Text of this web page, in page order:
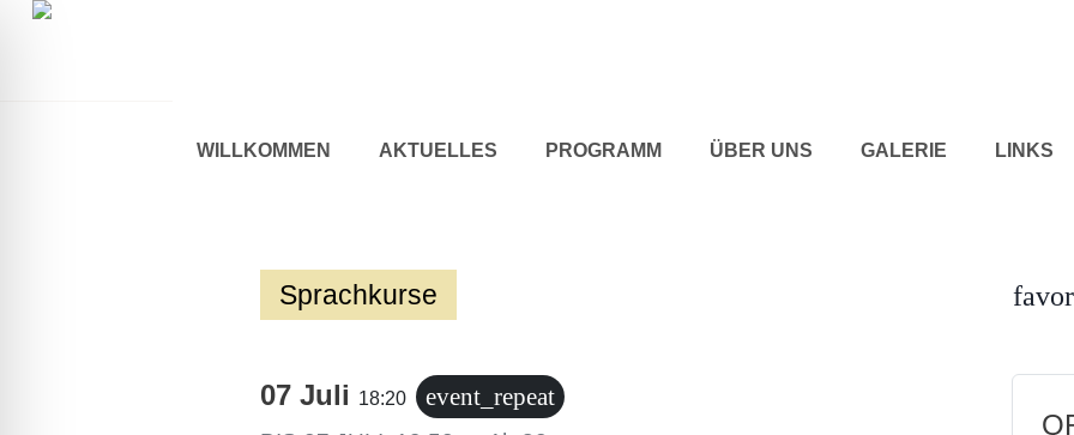
WILLKOMMEN AKTUELLES PROGRAMM ÜBER UNS GALERIE LINKS
Sprachkurse
07 Juli 18:20 event_repeat